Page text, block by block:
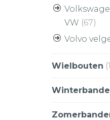
VW (67)
Volvo
Wielbouten